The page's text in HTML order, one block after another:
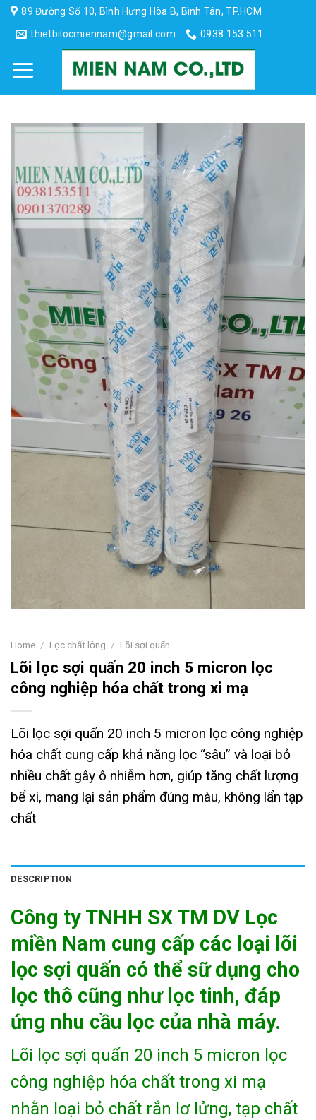
Skip
content
89 Đường Số 10, Bình Hưng Hòa B, Bình Tân, TP.HCM
thietbilocmiennam@gmail.com
0938.153.511
Home / Lọc chất lỏng / Lõi sợi quấn
Lõi lọc sợi quấn 20 inch 5 micron lọc
công nghiệp hóa chất trong xi mạ
Lõi lọc sợi quấn 20 inch 5 micron lọc công nghiệp
hóa chất cung cấp khả năng lọc “sâu” và loại bỏ
nhiều chất gây ô nhiễm hơn, giúp tăng chất lượng
bể xi, mang lại sản phẩm đúng màu, không lẩn tạp
chất
DESCRIPTION
Công ty TNHH SX TM DV Lọc
miền Nam cung cấp các loại lõi
lọc sợi quấn có thể sữ dụng cho
lọc thô cũng như lọc tinh, đáp
ứng nhu cầu lọc của nhà máy.
Lõi lọc sợi quấn 20 inch 5 micron lọc
công nghiệp hóa chất trong xi mạ
nhằn loại bỏ chất rắn lơ lửng, tạp chất